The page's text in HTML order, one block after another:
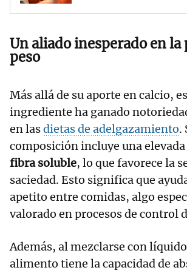
Un aliado inesperado en la
peso
Más allá de su aporte en calcio,
ingrediente ha ganado
en lasdietas de adelgazamiento.
composición incluye una
fibra soluble, lo que favorece la
saciedad. Esto significa que
apetito entre comidas, algo
valorado en procesos de control
Además, al mezclarse con
alimento tiene la capacidad de